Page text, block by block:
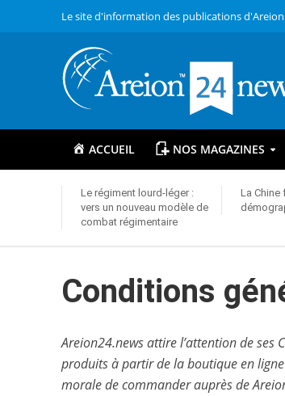
Le site d'information des publications
ACCUEIL NOS MAGAZINES
Le régiment lourd-léger :
vers un nouveau modèle de
combat régimentaire
La Chine
Conditions
Areion24​.news attire l’attention de ses
produits à partir de la boutique en
morale de commander auprès de